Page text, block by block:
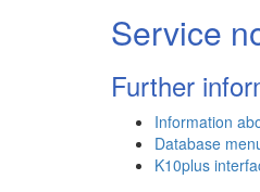
Service
Further
Information
Database
K10plus